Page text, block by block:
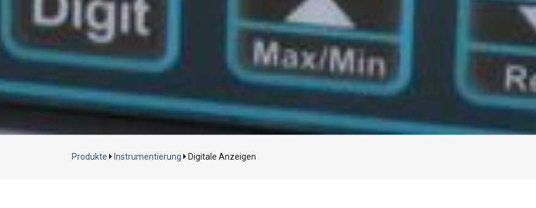
Laden...
Produkte Instrumentierung Digitale Anzeigen